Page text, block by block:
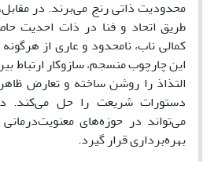
محدودیت ذاتی رنج می‌برند. در
طریق اتحاد و فنا در ذات احدیت
کمالی ناب، نامحدود و عاری از
این چارچوب منسجم، سازوکار ارتباط
التذاذ را روشن ساخته و تعارض
دستورات شریعت را حل می‌کند.
می‌تواند در حوزه‌های
بهره‌برداری قرار گیرد.